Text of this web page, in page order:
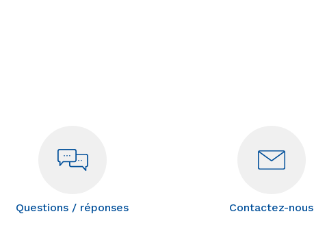
Questions / réponses Contactez-nous